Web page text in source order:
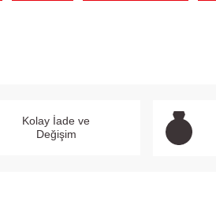
Kolay İade ve
Değişim